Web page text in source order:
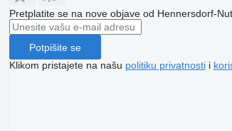
Pretplatite se na nove objave od Hennersdorf-
Potpišite se
Klikom pristajete na našu politiku privatnostii